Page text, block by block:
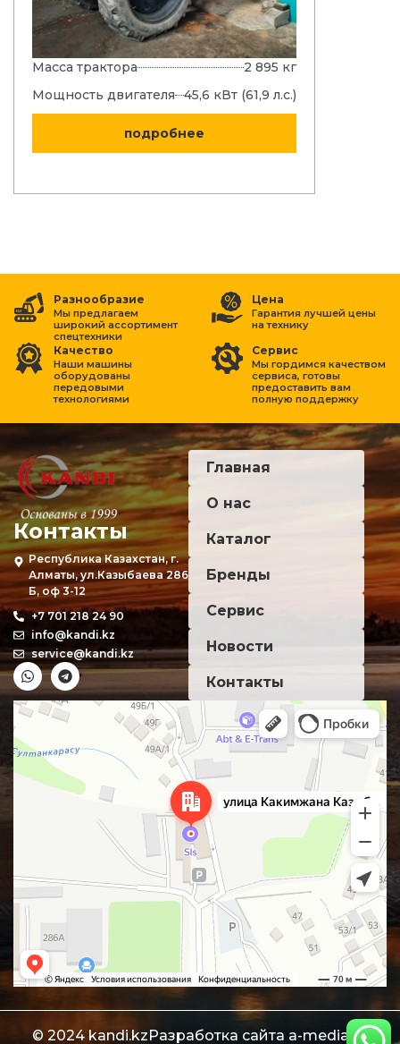
Масса трактора
2 895 кг
Мощность двигателя
45,6 кВт (61,9 л.с.)
подробнее
Разнообразие
Мы предлагаем
широкий ассортимент
спецтехники
Цена
Гарантия лучшей цены
натехнику
Качество
Наши машины
оборудованы
передовыми
технологиями
Сервис
Мы гордимся качеством
сервиса, готовы
предоставить вам
полную поддержку
Контакты
Республика Казахстан, г.
Алматы, ул.Казыбаева 286
Б, оф 3-12
+7 701 218 24 90
info@kandi.kz
service@kandi.kz
Главная
О нас
Каталог
Бренды
Сервис
Новости
Контакты
Алматы
Улица Какимжана Казыбаева, 286Б — Яндекс Карты
© 2024 kandi.kz Разработка сайта a-media.kz